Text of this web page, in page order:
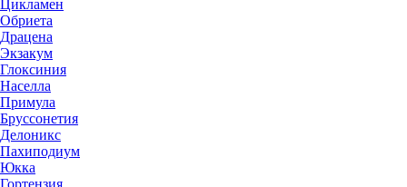
Цикламен
Обриета
Драцена
Экзакум
Глоксиния
Населла
Примула
Бруссонетия
Делоникс
Пахиподиум
Юкка
Гортензия